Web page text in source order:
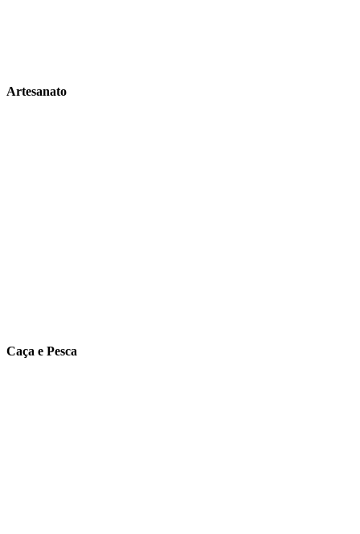
Artesanato
Caça e Pesca